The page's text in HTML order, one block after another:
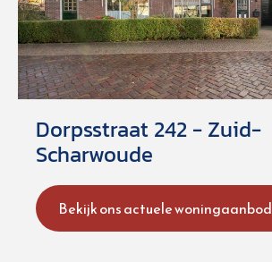
Dorpsstraat 242 - Zuid-
Scharwoude
Bekijk ons actuele woningaanbod